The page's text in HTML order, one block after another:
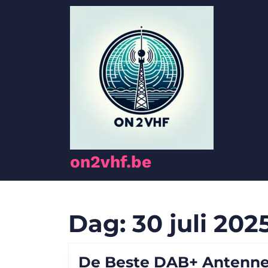
on2vhf.be
Dag: 30 juli
De Beste DAB+